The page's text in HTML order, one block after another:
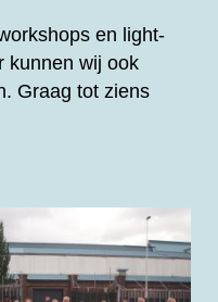
en light-
kunnen wij ook
Graag tot ziens